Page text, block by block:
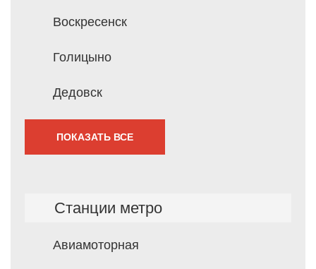
Воскресенск
Голицыно
Дедовск
ПОКАЗАТЬ ВСЕ
Станции метро
Авиамоторная